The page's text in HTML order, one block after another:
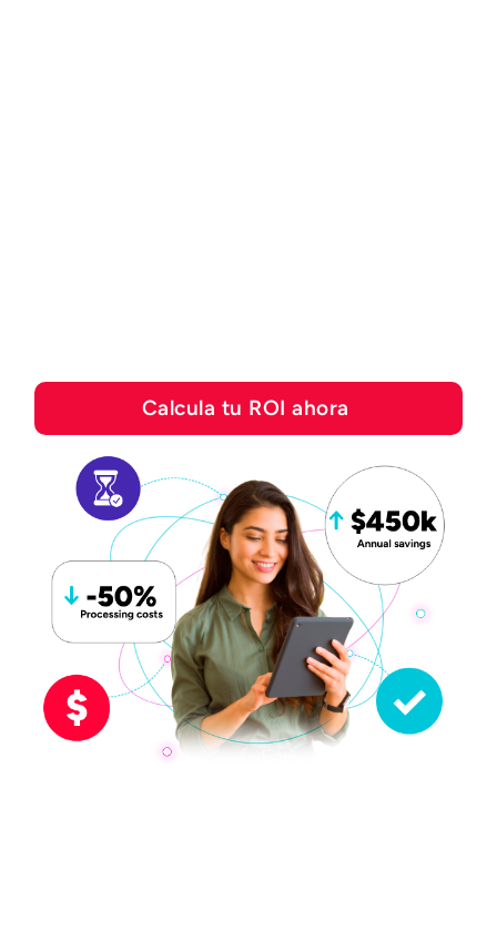
Calcula tu ROI ahora